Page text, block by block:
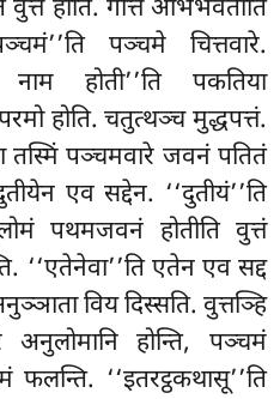
वुत्तं होति. गोत्तं अभिभवतीति
पञ्चमे चित्तवारे.
होती’’ति पकतिया
होति. चतुत्थञ्च मुद्धपत्तं.
तस्मिं पञ्चमवारे जवनं पतितं
एव सद्देन. ‘‘दुतीयं’’ति
पथमजवनं होतीति वुत्तं
‘‘एतेनेवा’’ति एतेन एव सद्द
विय दिस्सति. वुत्तञ्हि
अनुलोमानि होन्ति, पञ्चमं
फलन्ति. ‘‘इतरट्ठकथासू’’ति